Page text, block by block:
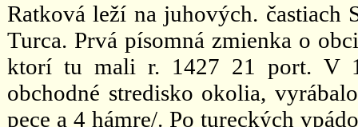
Ratková leží na juhových. častiach
Turca. Prvá písomná zmienka o
ktorí tu mali r. 1427 21 port. V
obchodné stredisko okolia,
pece a 4 hámre/. Po tureckých